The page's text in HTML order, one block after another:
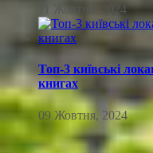
11 Жовтня, 2024
Топ-3 київські
книгах
09 Жовтня, 2024